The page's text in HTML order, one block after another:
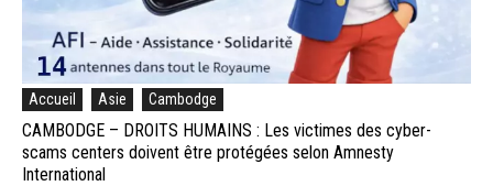
Accueil Asie Cambodge
CAMBODGE – DROITS HUMAINS : Les victimes des cyber-
scams centers doivent être protégées selon Amnesty
International